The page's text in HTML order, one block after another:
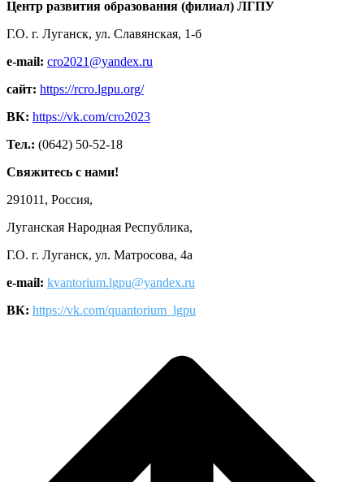
Центр развития образования (филиал) ЛГПУ
Г.О. г. Луганск, ул. Славянская, 1-б
e-mail: cro2021@yandex.ru
сайт: https://rcro.lgpu.org/
ВК: https://vk.com/cro2023
Тел.: (0642) 50-52-18
Свяжитесь с нами!
291011, Россия,
Луганская Народная Республика,
Г.О. г. Луганск, ул. Матросова, 4а
e-mail: kvantorium.lgpu@yandex.ru
ВК: https://vk.com/quantorium_lgpu